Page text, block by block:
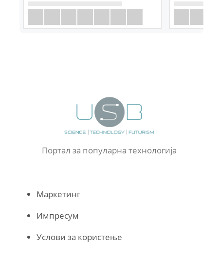
Портал за популарна технологија
Маркетинг
Импресум
Услови за користење